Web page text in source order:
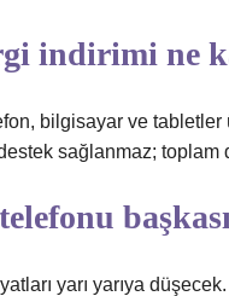
indirimi ne
bilgisayar ve
sağlanmaz; toplam
yarı yarıya